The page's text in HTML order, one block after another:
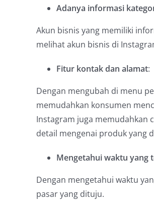
Adanya informasi
Akun bisnis yang memiliki
melihat akun bisnis di
Fitur kontak dan alamat:
Dengan mengubah di menu
memudahkan konsumen
Instagram juga memudahkan
detail mengenai produk yang
Mengetahui waktu yang
Dengan mengetahui waktu
pasar yang dituju.